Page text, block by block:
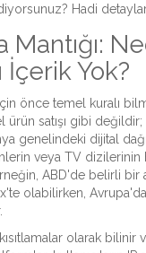
Hadi
Mantığı:
İçerik Yok?
önce temel kuralı
ürün satışı gibi değildir;
genelindeki dijital
veya TV dizilerinin
ABD'de belirli bir
olabilirken,
olarak bilinir